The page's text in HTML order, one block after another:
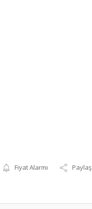
Fiyat Alarmı Paylaş